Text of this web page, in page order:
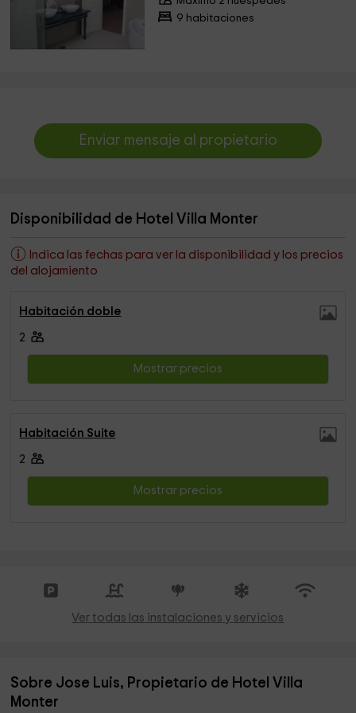
9 habitaciones
Enviar mensaje al propietario
Disponibilidad de Hotel Villa Monter
Indica las fechas para ver la disponibilidad y los precios
del alojamiento
Habitación doble
2
Mostrar precios
Habitación Suite
2
Mostrar precios
Ver todas las instalaciones y servicios
Sobre Jose Luis, Propietario de Hotel Villa
Monter